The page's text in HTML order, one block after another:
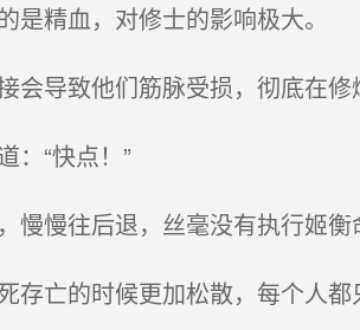
精血，对修士的影响极大。
导致他们筋脉受损，彻底在修
：“快点！”
慢往后退，丝毫没有执行姬衡
亡的时候更加松散，每个人都